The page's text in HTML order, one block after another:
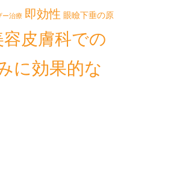
ー治療 即効性 眼瞼下垂の原
容皮膚科での
に効果的な